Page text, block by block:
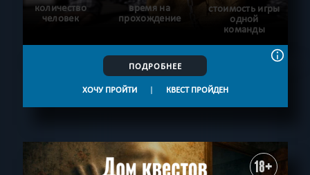
количество
человек
время на
прохождение
стоимость игры
одной
команды
ПОДРОБНЕЕ
ХОЧУ ПРОЙТИ | КВЕСТ ПРОЙДЕН
18+